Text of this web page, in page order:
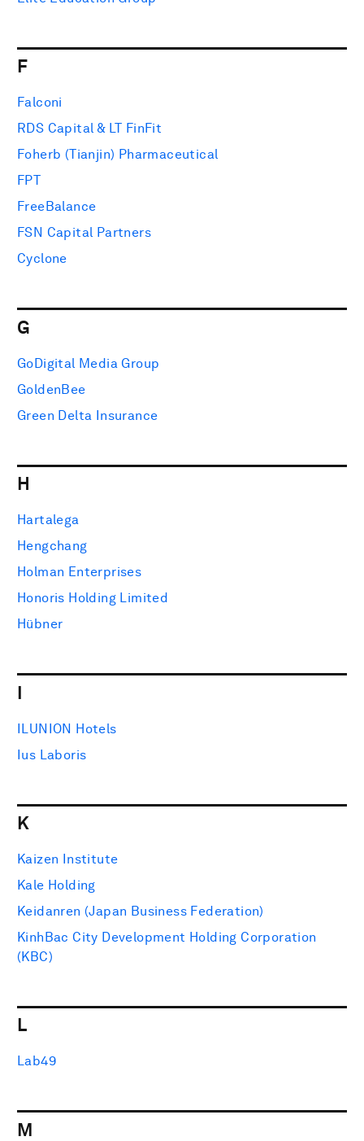
F
Falconi
RDS Capital & LT FinFit
Foherb (Tianjin) Pharmaceutical
FPT
FreeBalance
FSN Capital Partners
Cyclone
G
GoDigital Media Group
GoldenBee
Green Delta Insurance
H
Hartalega
Hengchang
Holman Enterprises
Honoris Holding Limited
Hübner
I
ILUNION Hotels
Ius Laboris
K
Kaizen Institute
Kale Holding
Keidanren (Japan Business Federation)
KinhBac City Development Holding Corporation
(KBC)
L
Lab49
M